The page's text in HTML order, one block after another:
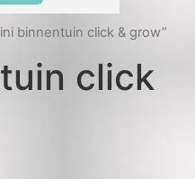
binnentuin click & grow”
click